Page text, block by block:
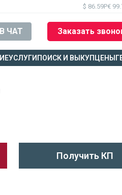
$ 86.59Р€
ЧАТ Заказать
УСЛУГИ ПОИСК И ВЫКУП ЦЕНЫ
Получить КП